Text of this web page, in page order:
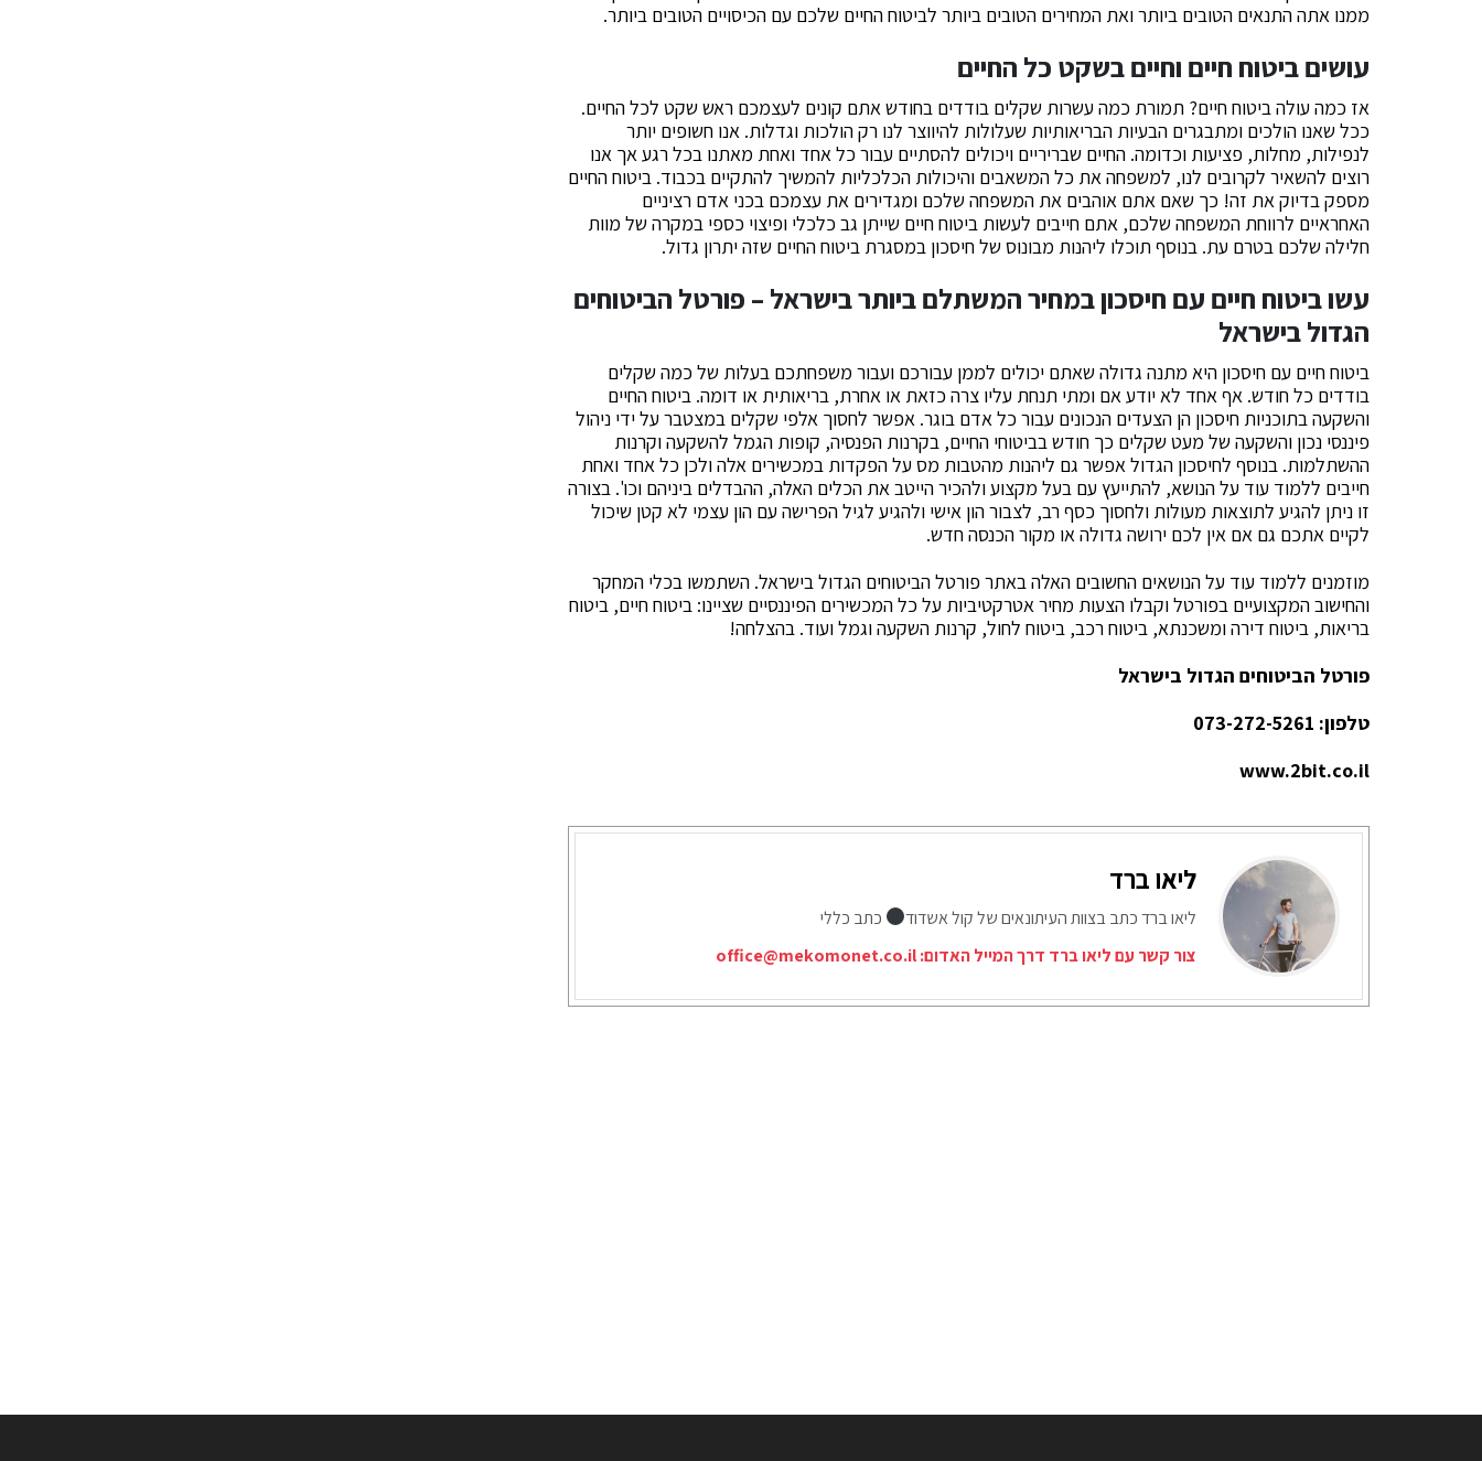
ממנו אתה התנאים הטובים ביותר ואת המחירים הטובים ביותר לביטוח החיים שלכם עם הכיסויים הטובים ביותר.
עושים ביטוח חיים וחיים בשקט כל החיים
אז כמה עולה ביטוח חיים? תמורת כמה עשרות שקלים בודדים בחודש אתם קונים לעצמכם ראש שקט לכל החיים.
ככל שאנו הולכים ומתבגרים הבעיות הבריאותיות שעלולות להיווצר לנו רק הולכות וגדלות. אנו חשופים יותר
לנפילות, מחלות, פציעות וכדומה. החיים שבריריים ויכולים להסתיים עבור כל אחד ואחת מאתנו בכל רגע אך אנו
רוצים להשאיר לקרובים לנו, למשפחה את כל המשאבים והיכולות הכלכליות להמשיך להתקיים בכבוד. ביטוח החיים
מספק בדיוק את זה! כך שאם אתם אוהבים את המשפחה שלכם ומגדירים את עצמכם בכני אדם רציניים
האחראיים לרווחת המשפחה שלכם, אתם חייבים לעשות ביטוח חיים שייתן גב כלכלי ופיצוי כספי במקרה של מוות
חלילה שלכם בטרם עת. בנוסף תוכלו ליהנות מבונוס של חיסכון במסגרת ביטוח החיים שזה יתרון גדול.
עשו ביטוח חיים עם חיסכון במחיר המשתלם ביותר בישראל – פורטל הביטוחים
הגדול בישראל
ביטוח חיים עם חיסכון היא מתנה גדולה שאתם יכולים לממן עבורכם ועבור משפחתכם בעלות של כמה שקלים
בודדים כל חודש. אף אחד לא יודע אם ומתי תנחת עליו צרה כזאת או אחרת, בריאותית או דומה. ביטוח החיים
והשקעה בתוכניות חיסכון הן הצעדים הנכונים עבור כל אדם בוגר. אפשר לחסוך אלפי שקלים במצטבר על ידי ניהול
פיננסי נכון והשקעה של מעט שקלים כך חודש בביטוחי החיים, בקרנות הפנסיה, קופות הגמל להשקעה וקרנות
ההשתלמות. בנוסף לחיסכון הגדול אפשר גם ליהנות מהטבות מס על הפקדות במכשירים אלה ולכן כל אחד ואחת
חייבים ללמוד עוד על הנושא, להתייעץ עם בעל מקצוע ולהכיר הייטב את הכלים האלה, ההבדלים ביניהם וכו'. בצורה
זו ניתן להגיע לתוצאות מעולות ולחסוך כסף רב, לצבור הון אישי ולהגיע לגיל הפרישה עם הון עצמי לא קטן שיכול
לקיים אתכם גם אם אין לכם ירושה גדולה או מקור הכנסה חדש.
מוזמנים ללמוד עוד על הנושאים החשובים האלה באתר פורטל הביטוחים הגדול בישראל. השתמשו בכלי המחקר
והחישוב המקצועיים בפורטל וקבלו הצעות מחיר אטרקטיביות על כל המכשירים הפיננסיים שציינו: ביטוח חיים, ביטוח
בריאות, ביטוח דירה ומשכנתא, ביטוח רכב, ביטוח לחול, קרנות השקעה וגמל ועוד. בהצלחה!
פורטל הביטוחים הגדול בישראל
טלפון: 073-272-5261
www.2bit.co.il
ליאו ברד
ליאו ברד כתב בצוות העיתונאים של קול אשדוד
כתב כללי
צור קשר עם ליאו ברד דרך המייל האדום:office@mekomonet.co.il